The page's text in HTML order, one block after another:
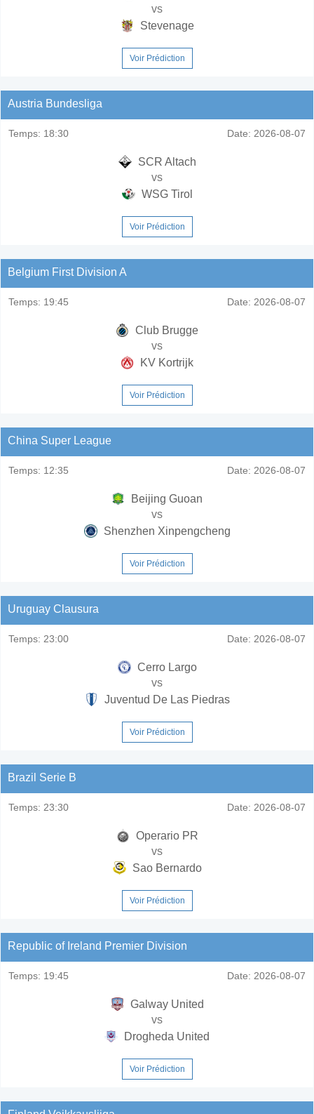
vs
Stevenage
Voir Prédiction
Austria Bundesliga
Temps: 18:30 Date: 2026-08-07
SCR Altach
vs
WSG Tirol
Voir Prédiction
Belgium First Division A
Temps: 19:45 Date: 2026-08-07
Club Brugge
vs
KV Kortrijk
Voir Prédiction
China Super League
Temps: 12:35 Date: 2026-08-07
Beijing Guoan
vs
Shenzhen Xinpengcheng
Voir Prédiction
Uruguay Clausura
Temps: 23:00 Date: 2026-08-07
Cerro Largo
vs
Juventud De Las Piedras
Voir Prédiction
Brazil Serie B
Temps: 23:30 Date: 2026-08-07
Operario PR
vs
Sao Bernardo
Voir Prédiction
Republic of Ireland Premier Division
Temps: 19:45 Date: 2026-08-07
Galway United
vs
Drogheda United
Voir Prédiction